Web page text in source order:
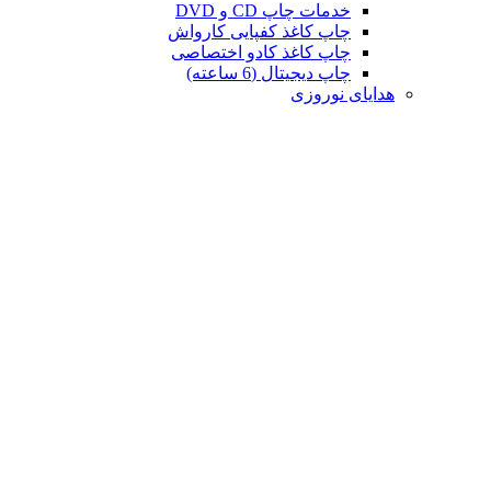
خدمات چاپ CD و DVD
چاپ کاغذ کفپایی کارواش
چاپ کاغذ کادو اختصاصی
چاپ دیجیتال (6 ساعته)
هدایای نوروزی